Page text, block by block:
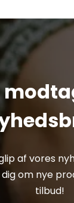
af vores
om nye
tilbud!